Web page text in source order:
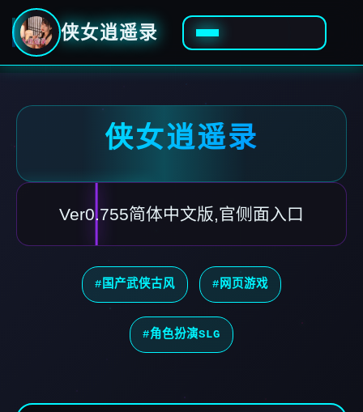
侠女逍遥录
侠女逍遥录
Ver0.755简体中文版,官侧面入口
#国产武侠古风 #网页游戏
#角色扮演SLG